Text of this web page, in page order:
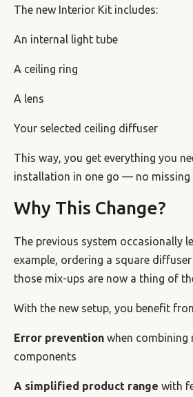
The new Interior Kit includes:
An internal light tube
A ceiling ring
A lens
Your selected ceiling diffuser
This way, you get everything you
installation in one go — no missing
Why This Change?
The previous system occasionally
example, ordering a square
those mix-ups are now a thing of
With the new setup, you benefit
Error prevention when combining
components
A simplified product range with